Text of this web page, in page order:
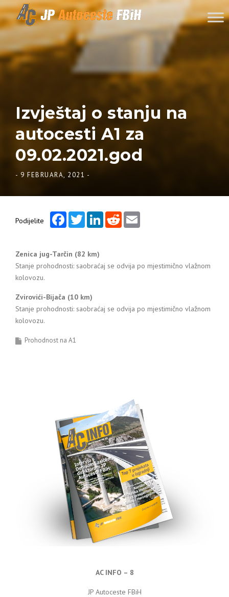
Skip to content
Izvještaj o stanju na
autocesti A1 za
09.02.2021.god
- 9 FEBRUARA, 2021 -
Podijelite
FacebookTwitterLinkedInReddit
Zenica jug-Tarčin (82 km)
Stanje prohodnosti: saobraćaj se odvija po mjestimično vlažnom
kolovozu.
Zvirovići-Bijača (10 km)
Stanje prohodnosti: saobraćaj se odvija po mjestimično vlažnom
kolovozu.
Prohodnost na A1
AC INFO – 8
JP Autoceste FBiH